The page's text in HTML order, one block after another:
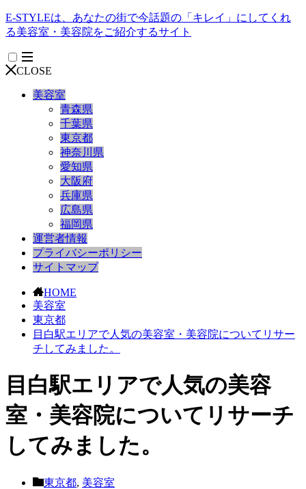
E-STYLEは、あなたの街で今話題の「キレイ」にしてくれ
る美容室・美容院をご紹介するサイト
CLOSE
美容室
青森県
千葉県
東京都
神奈川県
愛知県
大阪府
兵庫県
広島県
福岡県
運営者情報
プライバシーポリシー
サイトマップ
HOME
美容室
東京都
目白駅エリアで人気の美容室・美容院についてリサー
チしてみました。
目白駅エリアで人気の美容
室・美容院についてリサーチ
してみました。
東京都, 美容室